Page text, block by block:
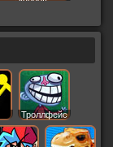
Троллфейс